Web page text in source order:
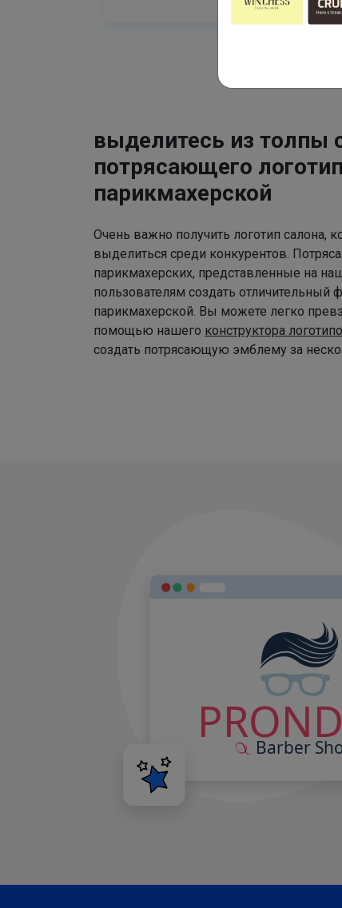
выделитесь из
потрясающего
парикмахерской
Очень важно получить логотип салона,
выделиться среди конкурентов.
парикмахерских, представленные на
пользователям создать
парикмахерской. Вы можете легко
помощью нашего конструктора
создать потрясающую эмблему за